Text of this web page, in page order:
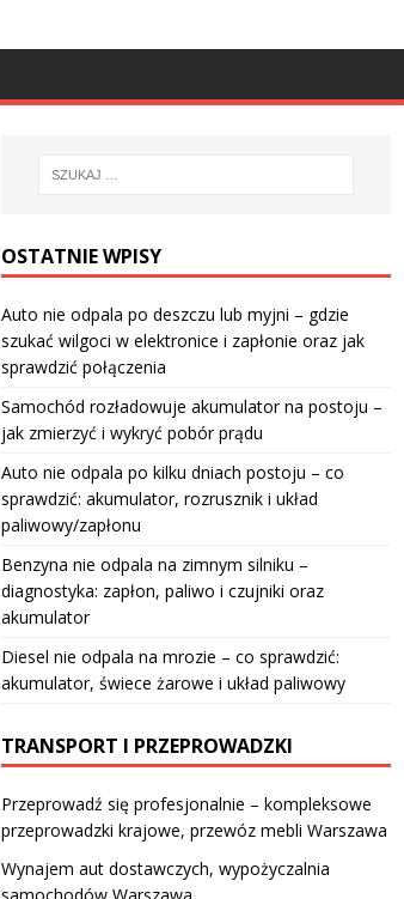
OSTATNIE WPISY
Auto nie odpala po deszczu lub myjni – gdzie
szukać wilgoci w elektronice i zapłonie oraz jak
sprawdzić połączenia
Samochód rozładowuje akumulator na postoju –
jak zmierzyć i wykryć pobór prądu
Auto nie odpala po kilku dniach postoju – co
sprawdzić: akumulator, rozrusznik i układ
paliwowy/zapłonu
Benzyna nie odpala na zimnym silniku –
diagnostyka: zapłon, paliwo i czujniki oraz
akumulator
Diesel nie odpala na mrozie – co sprawdzić:
akumulator, świece żarowe i układ paliwowy
TRANSPORT I PRZEPROWADZKI
Przeprowadź się profesjonalnie – kompleksowe
przeprowadzki krajowe, przewóz mebli Warszawa
Wynajem aut dostawczych, wypożyczalnia